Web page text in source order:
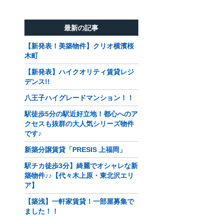
最新の記事
【新発表！美築物件】クリオ横濱桜
木町
【新発表】ハイクオリティ賃貸レジ
デンス!!
八王子ハイグレードマンション！！
駅徒歩5分の駅近好立地！都心へのア
クセスも抜群の大人気シリーズ物件
です♪
新築分譲賃貸「PRESIS 上福岡」
駅チカ徒歩3分】綺麗でオシャレな新
築物件♪♪【代々木上原・東北沢エリ
ア】
【築浅】一軒家賃貸！一部屋募集で
ました！！